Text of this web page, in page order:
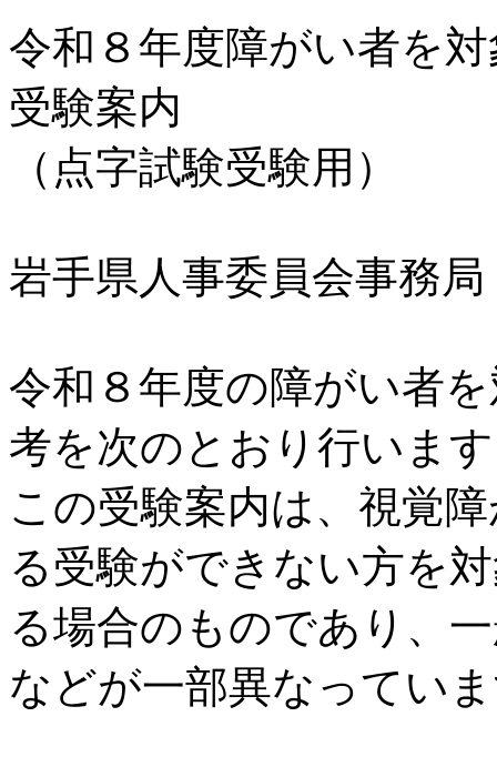
令和８年度障がい者を
受験案内
（点字試験受験用）
岩手県人事委員会事務局
令和８年度の障がい者
考を次のとおり行いま
この受験案内は、視覚
る受験ができない方を
る場合のものであり、
などが一部異なってい